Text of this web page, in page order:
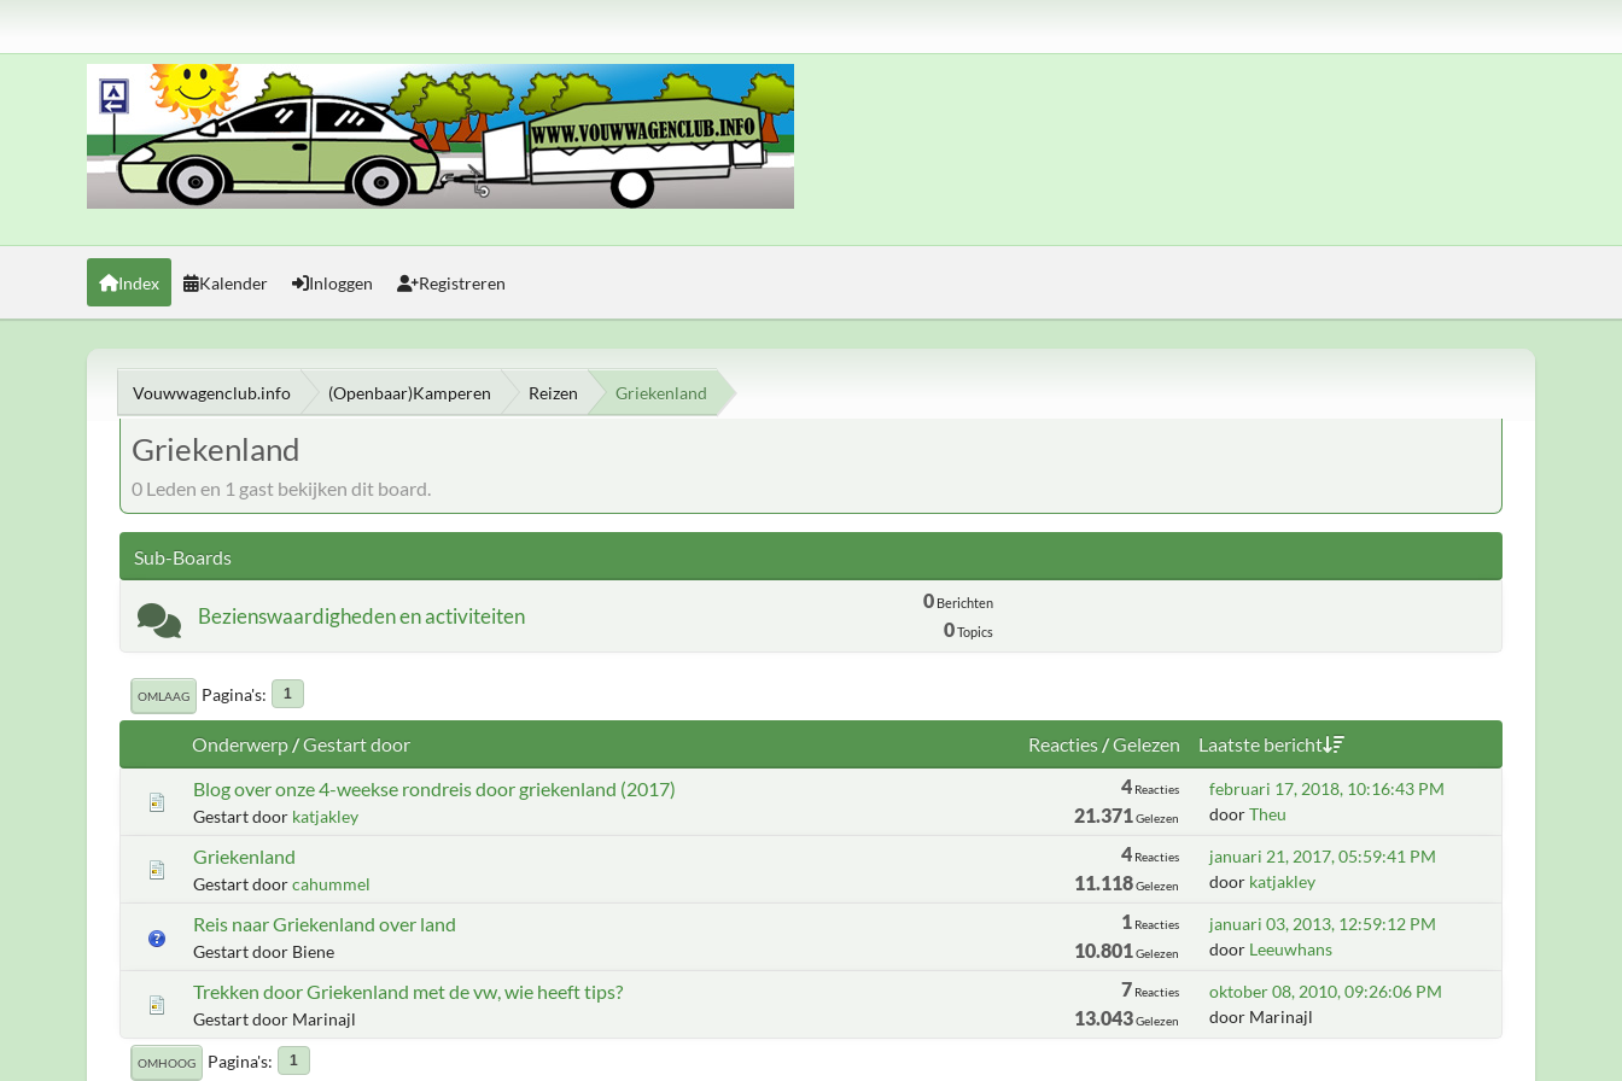
Index Kalender Inloggen Registreren
Vouwwagenclub.info (Openbaar)Kamperen Reizen Griekenland
Griekenland
0 Leden en 1 gast bekijken dit board.
Sub-Boards
Bezienswaardigheden en activiteiten
0Berichten
0Topics
OMLAAG Pagina's 1
Onderwerp/Gestart door Reacties/Gelezen
Laatste bericht
Blog over onze 4-weekse rondreis door griekenland (2017)
Gestart door katjakley
4 Reacties
21.371Gelezen
februari 17, 2018, 10:16:43 PM
doorTheu
Griekenland
Gestart doorcahummel
4 Reacties
11.118Gelezen
januari 21, 2017, 05:59:41 PM
door katjakley
Reis naar Griekenland over land
Gestart door Biene
1 Reacties
10.801Gelezen
januari 03, 2013, 12:59:12 PM
door Leeuwhans
Trekken door Griekenland met de vw, wie heeft tips?
Gestart door Marinajl
7 Reacties
13.043Gelezen
oktober 08, 2010, 09:26:06 PM
door Marinajl
OMHOOG Pagina's 1